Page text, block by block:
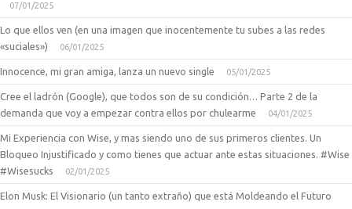
07/01/2025
Lo que ellos ven (en una imagen que inocentemente tu subes a las redes
«suciales»)
06/01/2025
Innocence, mi gran amiga, lanza un nuevo single 05/01/2025
Cree el ladrón (Google), que todos son de su condición… Parte 2 de la
demanda que voy a empezar contra ellos por chulearme
04/01/2025
Mi Experiencia con Wise, y mas siendo uno de sus primeros clientes. Un
Bloqueo Injustificado y como tienes que actuar ante estas situaciones. #Wise
#Wisesucks
02/01/2025
Elon Musk: El Visionario (un tanto extraño) que está Moldeando el Futuro